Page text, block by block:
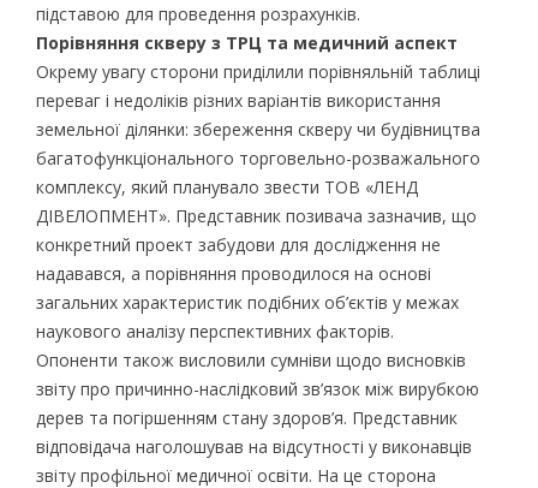
підставою для проведення розрахунків.
Порівняння скверу з ТРЦ та медичний аспект
Окрему увагу сторони приділили порівняльній таблиці
переваг і недоліків різних варіантів використання
земельної ділянки: збереження скверу чи будівництва
багатофункціонального торговельно-розважального
комплексу, який планувало звести ТОВ «ЛЕНД
ДІВЕЛОПМЕНТ». Представник позивача зазначив, що
конкретний проект забудови для дослідження не
надавався, а порівняння проводилося на основі
загальних характеристик подібних об’єктів у межах
наукового аналізу перспективних факторів.
Опоненти також висловили сумніви щодо висновків
звіту про причинно-наслідковий зв’язок між вирубкою
дерев та погіршенням стану здоров’я. Представник
відповідача наголошував на відсутності у виконавців
звіту профільної медичної освіти. На це сторона